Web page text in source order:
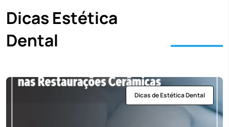
Dicas Estética
Dental
Dicas de Estética Dental